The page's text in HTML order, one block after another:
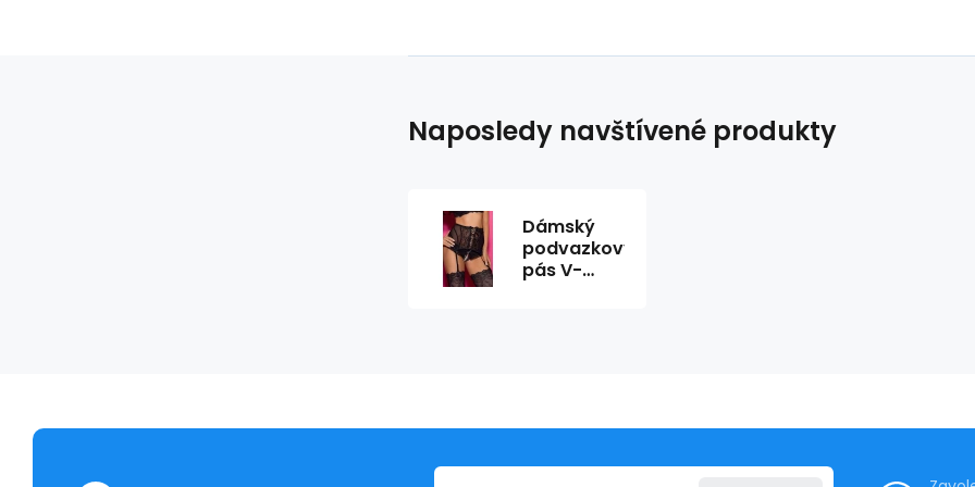
Naposledy navštívené produkty
Dámský
podvazkový
pás V-